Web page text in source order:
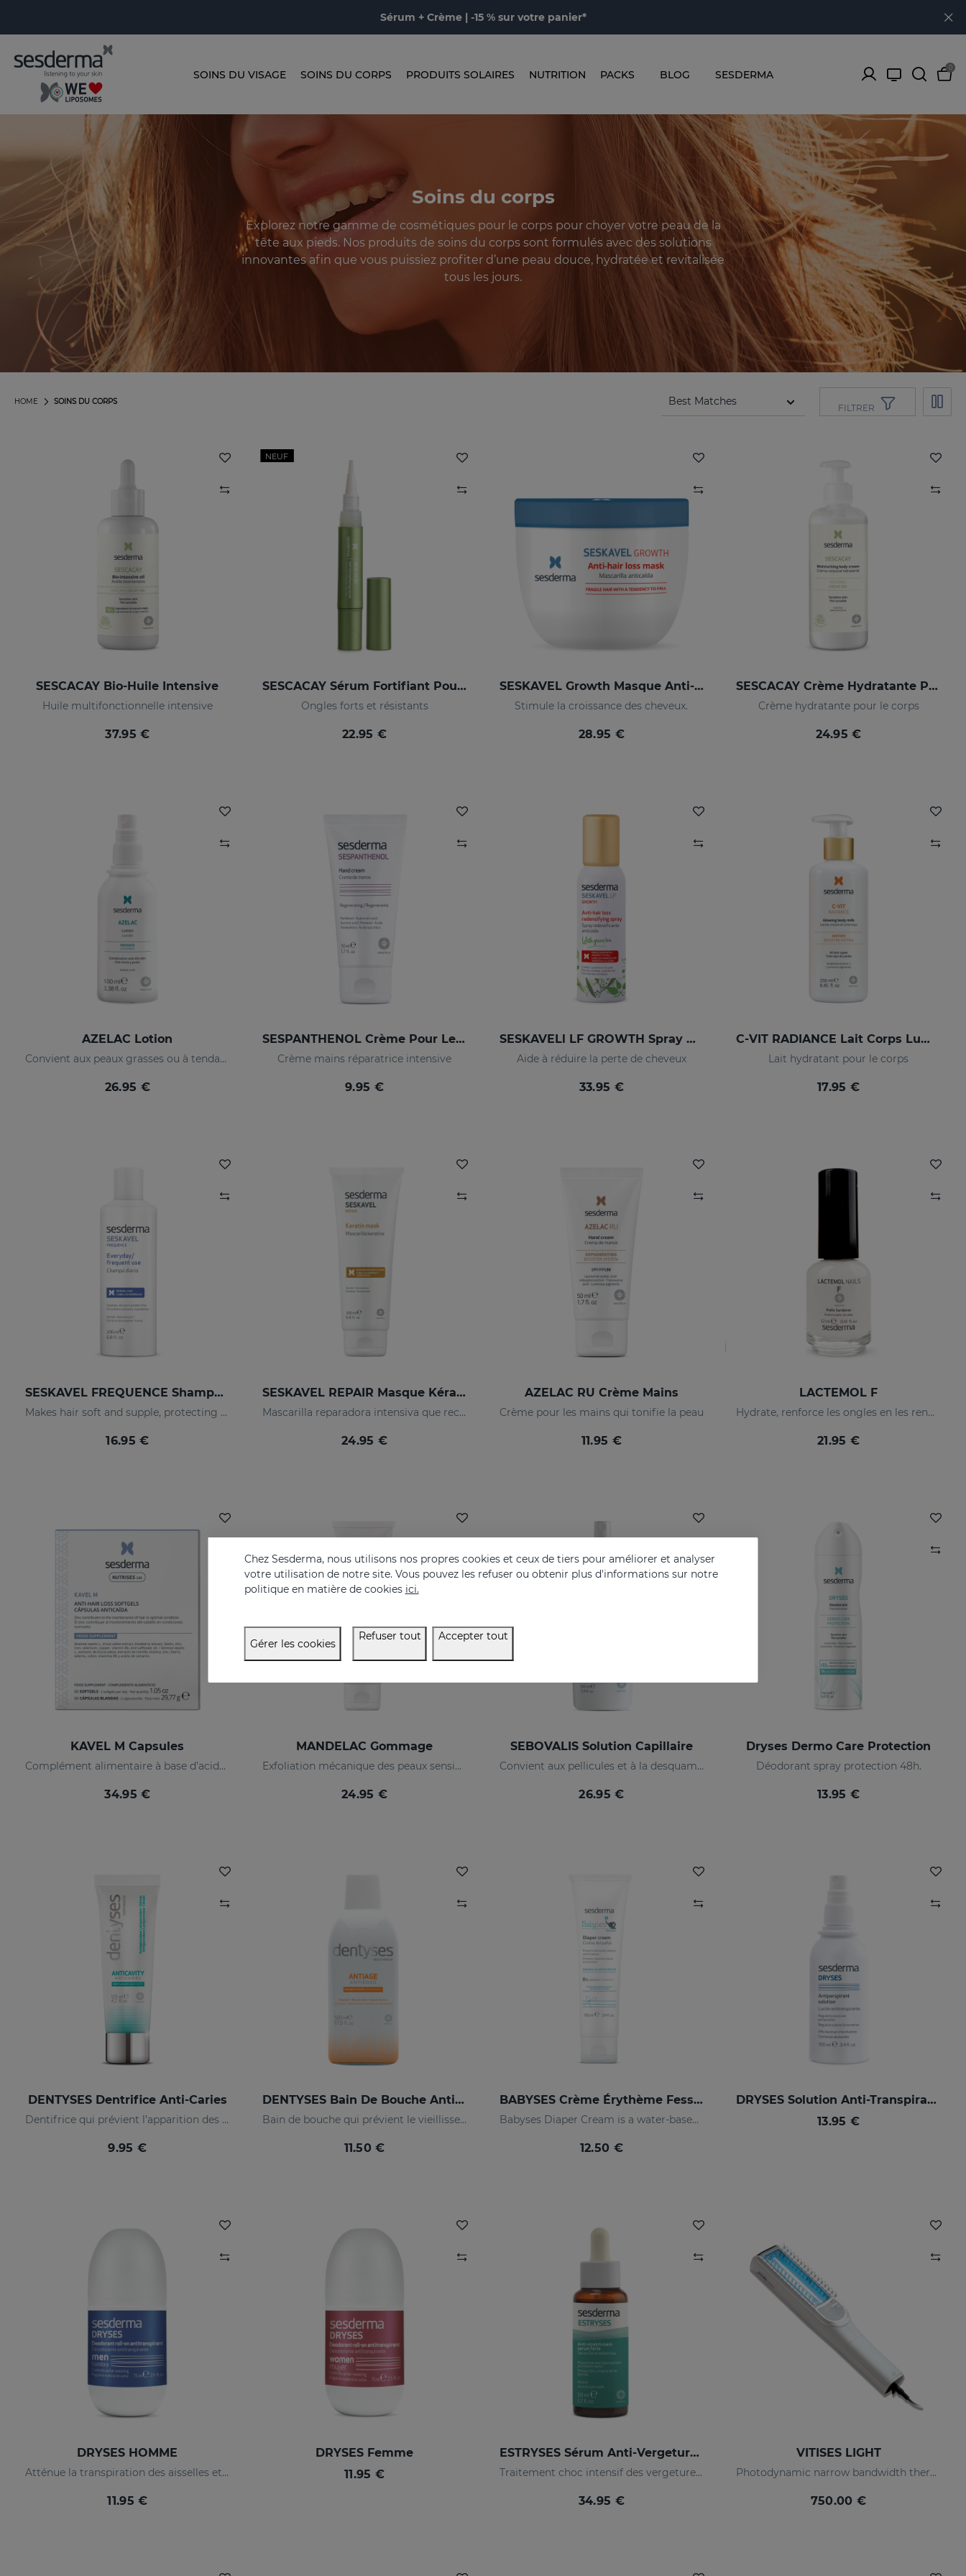
Sérum + Crème | -15 % sur votre panier*
SOINS DU VISAGE SOINS DU CORPS PRODUITS SOLAIRES NUTRITION PACKS BLOG SESDERMA
0
Soins du corps
Explorez notre gamme de cosmétiques pour le corps pour choyer votre peau de la
tête aux pieds. Nos produits de soins du corps sont formulés avec des solutions
innovantes afin que vous puissiez profiter d’une peau douce, hydratée et revitalisée
tous les jours.
SOINS DU CORPS
HOME
FILTRER
SESCACAY Bio-Huile Intensive
Huile multifonctionnelle intensive
37.95 €
NEUF
SESCACAY Sérum Fortifiant Pour Ongles
Ongles forts et résistants
22.95 €
SESKAVEL Growth Masque Anti-Chute
Stimule la croissance des cheveux.
28.95 €
SESCACAY Crème Hydratante Pour Le Corps
Crème hydratante pour le corps
24.95 €
AZELAC Lotion
Convient aux peaux grasses ou à tendance acnéique
26.95 €
SESPANTHENOL Crème Pour Les Mains
Crème mains réparatrice intensive
9.95 €
SESKAVELl LF GROWTH Spray Redensifiant Anti-Chute
Aide à réduire la perte de cheveux
33.95 €
C-VIT RADIANCE Lait Corps Lumineux
Lait hydratant pour le corps
17.95 €
SESKAVEL FREQUENCE Shampooing Fréquence
Makes hair soft and supple, protecting it from oxidative damage and external agents.
16.95 €
SESKAVEL REPAIR Masque Kératine
Mascarilla reparadora intensiva que reconstruye, nutre el cabello y evita el encrespamiento.
24.95 €
AZELAC RU Crème Mains
Crème pour les mains qui tonifie la peau
11.95 €
LACTEMOL F
Hydrate, renforce les ongles en les rendant plus souples et résistants.
21.95 €
KAVEL M Capsules
Complément alimentaire à base d’acides aminés pour des cheveux plus denses et solides.
34.95 €
MANDELAC Gommage
Exfoliation mécanique des peaux sensibles
24.95 €
SEBOVALIS Solution Capillaire
Convient aux pellicules et à la desquamation du cuir chevelu
26.95 €
Dryses Dermo Care Protection
Déodorant spray protection 48h.
13.95 €
DENTYSES Dentrifice Anti-Caries
Dentifrice qui prévient l’apparition des caries
9.95 €
DENTYSES Bain De Bouche Anti-Âge
Bain de bouche qui prévient le vieillissement de la cavité buccale
11.50 €
BABYSES Crème Érythème Fessier
Babyses Diaper Cream is a water-based paste formulated to protect, relieve and repair possible irritations and redness of the baby's delicate and sensitive skin.
12.50 €
DRYSES Solution Anti-Transpirante
13.95 €
DRYSES HOMME
Atténue la transpiration des aisselles et supprime naturellement les odeurs corporelles.
11.95 €
DRYSES Femme
11.95 €
ESTRYSES Sérum Anti-Vergetures Forte
Traitement choc intensif des vergetures choc (blanc nacré)
34.95 €
VITISES LIGHT
Photodynamic narrow bandwidth therapy device
750.00 €
Chez Sesderma, nous utilisons nos propres cookies et ceux de tiers pour améliorer et analyser
votre utilisation de notre site. Vous pouvez les refuser ou obtenir plus d'informations sur notre
politique en matière de cookies ici.
Gérer les cookies
Refuser tout Accepter tout